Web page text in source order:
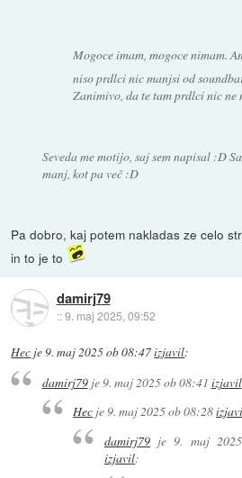
Mogoce imam, mogoce nimam.
niso prdlci nic manjsi od
Zanimivo, da te tam prdlci nic ne
Seveda me motijo, saj sem napisal :D
manj, kot pa več :D
Pa dobro, kaj potem nakladas ze celo
in to je to
damirj79
::9. maj 2025, 09:52
Hec je9. maj 2025 ob 08:47izjavil:
damirj79je 9. maj 2025 ob 08:41 izjavil
Hec je9. maj 2025 ob 08:28
damirj79je9. maj
izjavil: